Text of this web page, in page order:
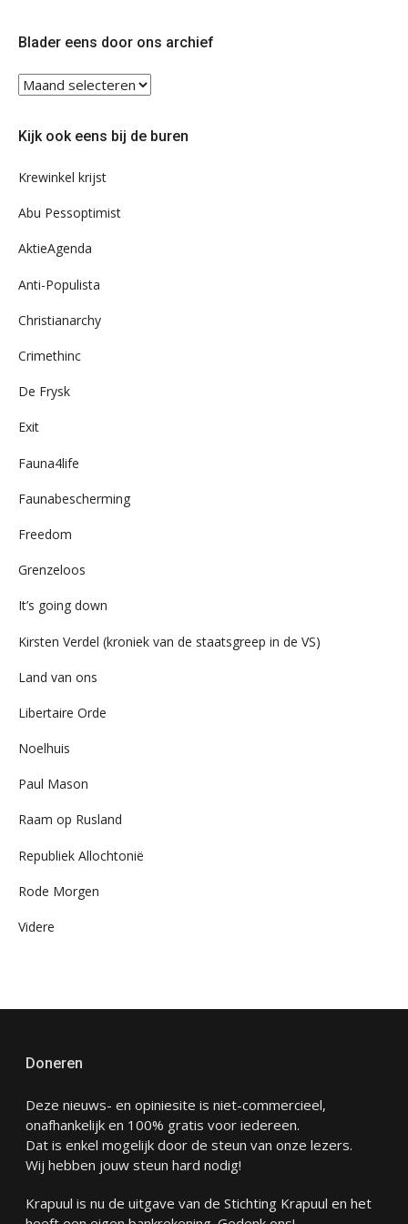
Blader eens door ons archief
Blader
eens
ons
Kijk ook eens bij de buren
Krewinkel krijst
Abu Pessoptimist
AktieAgenda
Anti-Populista
Christianarchy
Crimethinc
De Frysk
Exit
Fauna4life
Faunabescherming
Freedom
Grenzeloos
It’s going down
Kirsten Verdel (kroniek van de staatsgreep in de VS)
Land van ons
Libertaire Orde
Noelhuis
Paul Mason
Raam op Rusland
Republiek Allochtonië
Rode Morgen
Videre
Doneren
Deze nieuws- en opiniesite is niet-commercieel,
onafhankelijk en 100% gratis voor iedereen.
Dat is enkel mogelijk door de steun van onze lezers.
Wij hebben jouw steun hard nodig!
Krapuul is nu de uitgave van de Stichting Krapuul en het